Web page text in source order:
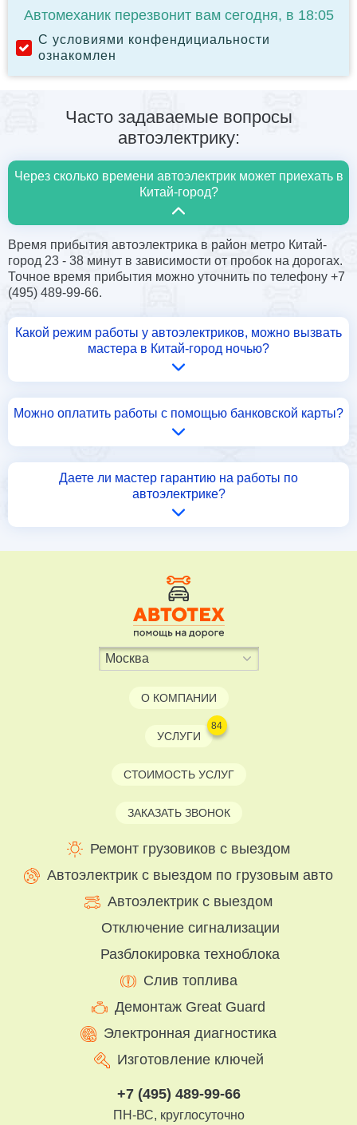
С условиями конфендициальности
ознакомлен
Автомеханик перезвонит вам сегодня, в 18:05
Часто задаваемые вопросы
автоэлектрику:
Через сколько времени автоэлектрик может приехать в
Китай-город?
Время прибытия автоэлектрика в район метро Китай-
город 23 - 38 минут в зависимости от пробок на дорогах.
Точное время прибытия можно уточнить по телефону +7
(495) 489-99-66.
Какой режим работы у автоэлектриков, можно вызвать
мастера в Китай-город ночью?
Можно оплатить работы с помощью банковской карты?
Даете ли мастер гарантию на работы по
автоэлектрике?
О КОМПАНИИ
УСЛУГИ
84
СТОИМОСТЬ УСЛУГ
ЗАКАЗАТЬ ЗВОНОК
Ремонт грузовиков с выездом
Автоэлектрик с выездом по грузовым авто
Автоэлектрик с выездом
Отключение сигнализации
Разблокировка техноблока
Слив топлива
Демонтаж Great Guard
Электронная диагностика
Изготовление ключей
+7 (495) 489-99-66
ПН-ВС, круглосуточно